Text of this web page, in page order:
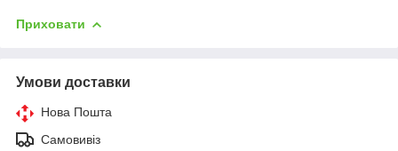
Приховати
Умови доставки
Нова Пошта
Самовивіз